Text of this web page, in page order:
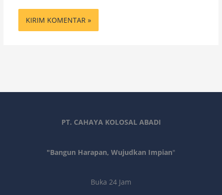
PT. CAHAYA KOLOSAL ABADI
"Bangun Harapan, Wujudkan Impian"
Buka 24 Jam